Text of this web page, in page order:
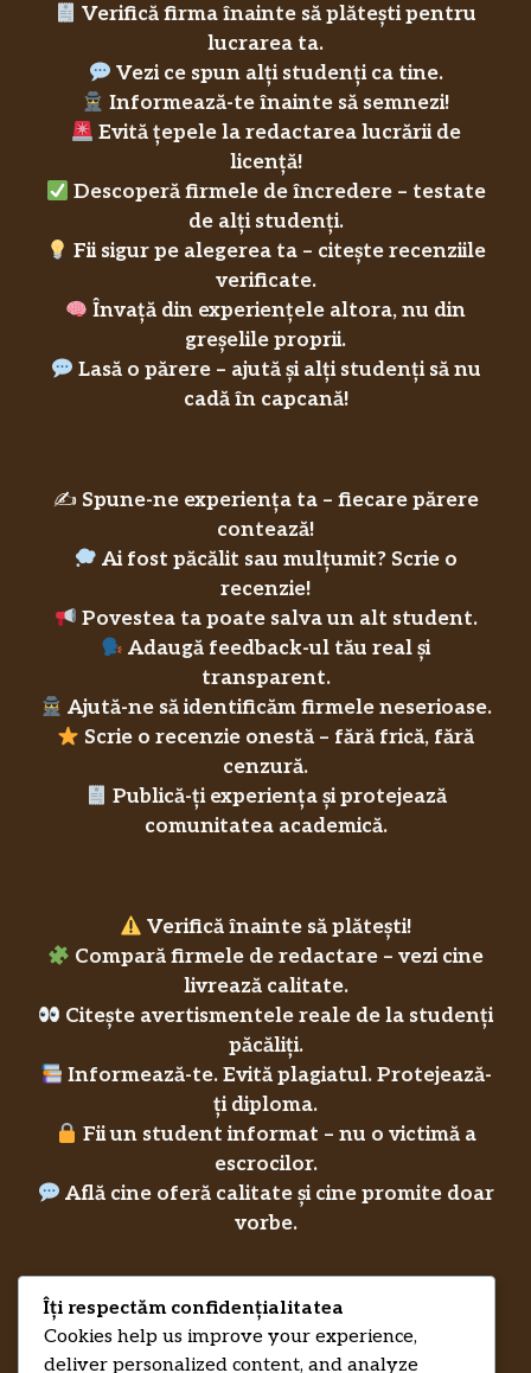
Verifică firma înainte să plătești pentru
lucrarea ta.
Vezi ce spun alți studenți ca tine.
Informează-te înainte să semnezi!
Evită țepele la redactarea lucrării de
licență!
Descoperă firmele de încredere – testate
de alți studenți.
Fii sigur pe alegerea ta – citește recenziile
verificate.
Învață din experiențele altora, nu din
greșelile proprii.
Lasă o părere – ajută și alți studenți să nu
cadă în capcană!
✍️ Spune-ne experiența ta – fiecare părere
contează!
Ai fost păcălit sau mulțumit? Scrie o
recenzie!
Povestea ta poate salva un alt student.
Adaugă feedback-ul tău real și
transparent.
Ajută-ne să identificăm firmele neserioase.
Scrie o recenzie onestă – fără frică, fără
cenzură.
Publică-ți experiența și protejează
comunitatea academică.
Verifică înainte să plătești!
Compară firmele de redactare – vezi cine
livrează calitate.
Citește avertismentele reale de la studenți
păcăliți.
Informează-te. Evită plagiatul. Protejează-
ți diploma.
Fii un student informat – nu o victimă a
escrocilor.
Află cine oferă calitate și cine promite doar
vorbe.
RecenziiLucrareLicenta.euCreditsPrivacy Policy
Îți respectăm confidențialitatea
Cookies help us improve your experience,
deliver personalized content, and analyze